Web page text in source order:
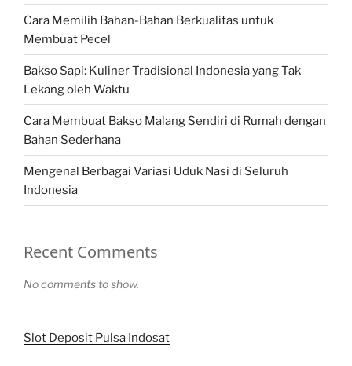
Cara Memilih Bahan-Bahan Berkualitas untuk
Membuat Pecel
Bakso Sapi: Kuliner Tradisional Indonesia yang Tak
Lekang oleh Waktu
Cara Membuat Bakso Malang Sendiri di Rumah dengan
Bahan Sederhana
Mengenal Berbagai Variasi Uduk Nasi di Seluruh
Indonesia
Recent Comments
No comments to show.
Slot Deposit Pulsa Indosat